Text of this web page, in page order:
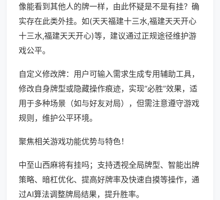
像能看到其他人的牌一样，由此怀疑是不是有挂？确
实存在此类外挂。如(天天福建十三水,福建天天开心
十三水,福建天天开心)等，建议通过正规途径维护游
戏公平。
自定义修改牌：用户可输入需求生成专用辅助工具，
修改自身牌型或隐藏操作痕迹，实现“必胜”效果，适
用于多种场景（如与好友对局），但需注意遵守游戏
规则，维护公平环境。
聚焦相关游戏功能优势与特色！
中至山西麻将有挂吗；支持透视全局牌型、智能出牌
策略、暗杠优化、提高好牌率及快速自摸等操作，通
过AI算法调整牌局结果，提升胜率。